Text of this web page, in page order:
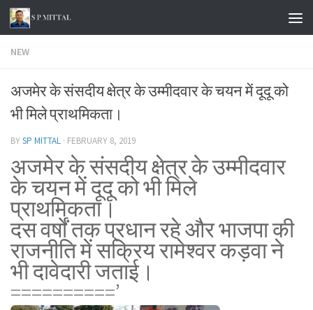
Skip to content
NEW
अजमेर के संसदीय क्षेत्र के उम्मीदवार के चयन में दूदू को
भी मिले प्राथमिकता।
BYSP MITTAL · FEBRUARY 8, 2019
अजमेर के संसदीय क्षेत्र के उम्मीदवार
के चयन में दूदू को भी मिले
प्राथमिकता।
दस वर्षों तक प्रधान रहे और भाजपा की
राजनीति में सक्रिय रामेश्वर कड़वा ने
भी दावेदारी जताई।
==========’